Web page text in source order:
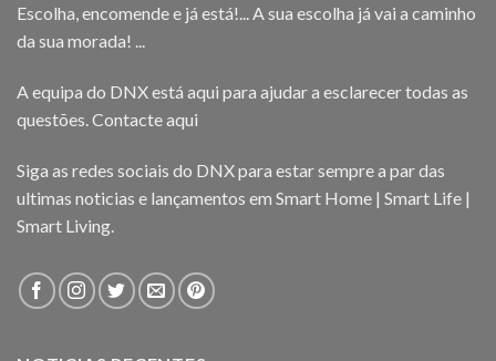
Escolha, encomende e já está!... A sua escolha já vai a caminho
da sua morada! ...
A equipa do DNX está aqui para ajudar a esclarecer todas as
questões. Contacte aqui
Siga as redes sociais do DNX para estar sempre a par das
ultimas noticias e lançamentos em Smart Home | Smart Life |
Smart Living.